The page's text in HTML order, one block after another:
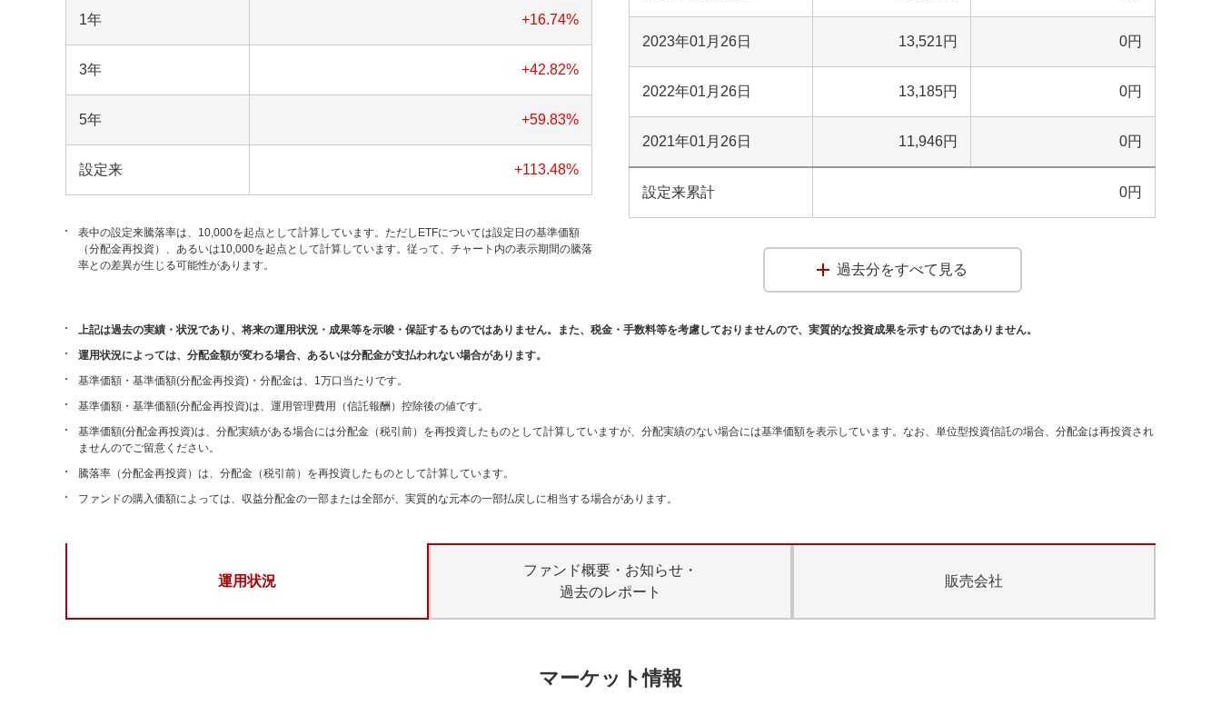
1年 +16.74%
3年 +42.82%
5年 +59.83%
設定来 +113.48%
表中の設定来騰落率は、10,000を起点として計算しています。ただしETFについては設定日の基準価額
（分配金再投資）、あるいは10,000を起点として計算しています。従って、チャート内の表示期間の騰落
率との差異が生じる可能性があります。
2023年01月26日 13,521円 0円
2022年01月26日 13,185円 0円
2021年01月26日 11,946円 0円
設定来累計 0円
過去分をすべて見る
上記は過去の実績・状況であり、将来の運用状況・成果等を示唆・保証するものではありません。また、税金・手数料等を考慮しておりませんので、実質的な投資成果を示すものではありません。
運用状況によっては、分配金額が変わる場合、あるいは分配金が支払われない場合があります。
基準価額・基準価額(分配金再投資)・分配金は、1万口当たりです。
基準価額・基準価額(分配金再投資)は、運用管理費用（信託報酬）控除後の値です。
基準価額(分配金再投資)は、分配実績がある場合には分配金（税引前）を再投資したものとして計算していますが、分配実績のない場合には基準価額を表示しています。なお、単位型投資信託の場合、分配金は再投資され
ませんのでご留意ください。
騰落率（分配金再投資）は、分配金（税引前）を再投資したものとして計算しています。
ファンドの購入価額によっては、収益分配金の一部または全部が、実質的な元本の一部払戻しに相当する場合があります。
運用状況
ファンド概要・お知らせ・
過去のレポート
販売会社
マーケット情報